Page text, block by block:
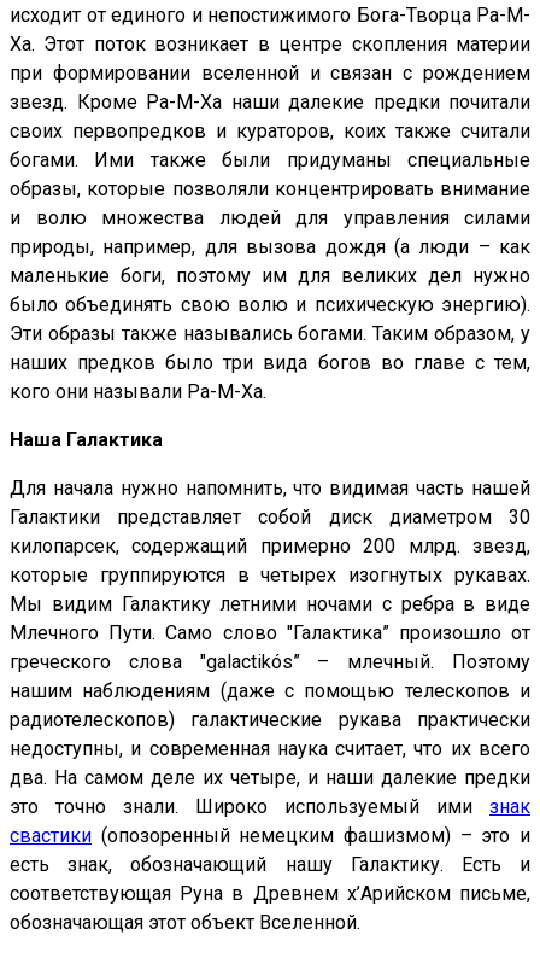
исходит от единого и непостижимого Бога-Творца Ра-М-
Ха. Этот поток возникает в центре скопления материи
при формировании вселенной и связан с рождением
звезд. Кроме Ра-М-Ха наши далекие предки почитали
своих первопредков и кураторов, коих также считали
богами. Ими также были придуманы специальные
образы, которые позволяли концентрировать внимание
и волю множества людей для управления силами
природы, например, для вызова дождя (а люди – как
маленькие боги, поэтому им для великих дел нужно
было объединять свою волю и психическую энергию).
Эти образы также назывались богами. Таким образом, у
наших предков было три вида богов во главе с тем,
кого они называли Ра-М-Ха.
Наша Галактика
Для начала нужно напомнить, что видимая часть нашей
Галактики представляет собой диск диаметром 30
килопарсек, содержащий примерно 200 млрд. звезд,
которые группируются в четырех изогнутых рукавах.
Мы видим Галактику летними ночами с ребра в виде
Млечного Пути. Само слово "Галактика” произошло от
греческого слова "galactikós” – млечный. Поэтому
нашим наблюдениям (даже с помощью телескопов и
радиотелескопов) галактические рукава практически
недоступны, и современная наука считает, что их всего
два. На самом деле их четыре, и наши далекие предки
это точно знали. Широко используемый ими знак
свастики (опозоренный немецким фашизмом) – это и
есть знак, обозначающий нашу Галактику. Есть и
соответствующая Руна в Древнем х’Арийском письме,
обозначающая этот объект Вселенной.